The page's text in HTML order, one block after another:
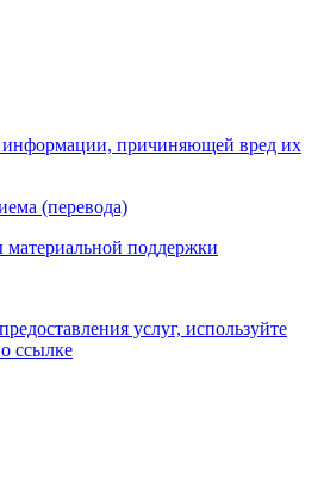
причиняющей вред их
(перевода)
поддержки
услуг, используйте
ссылке